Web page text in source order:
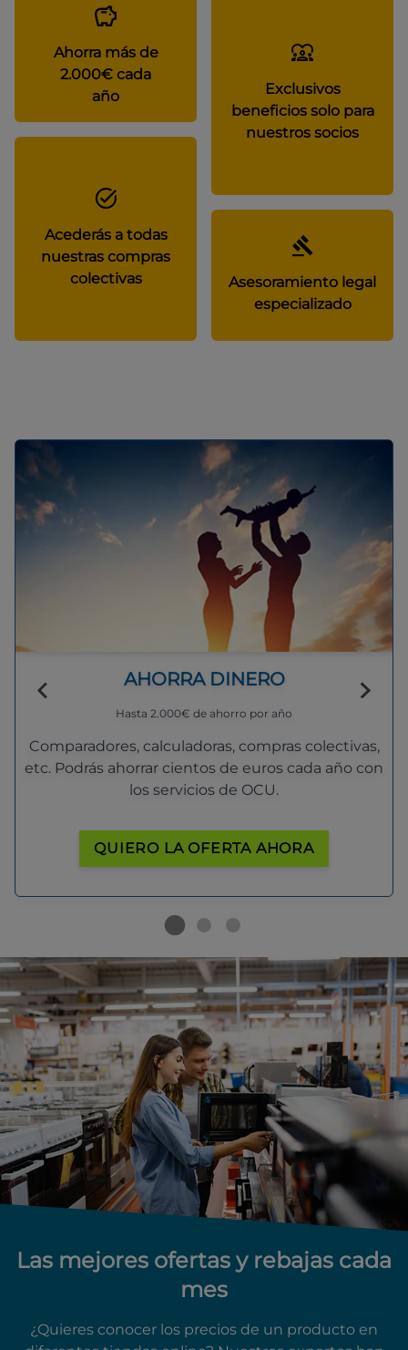
Ahorra más de
2.000€ cada
año
Exclusivos
beneficios solo para
nuestros socios
Acederás a todas
nuestras compras
colectivas
Asesoramiento legal
especializado
AHORRA DINERO
Hasta 2.000€ de ahorro por año
Comparadores, calculadoras, compras colectivas,
etc. Podrás ahorrar cientos de euros cada año con
los servicios de OCU.
QUIERO LA OFERTA AHORA
Las mejores ofertas y rebajas cada
mes
¿Quieres conocer los precios de un producto en